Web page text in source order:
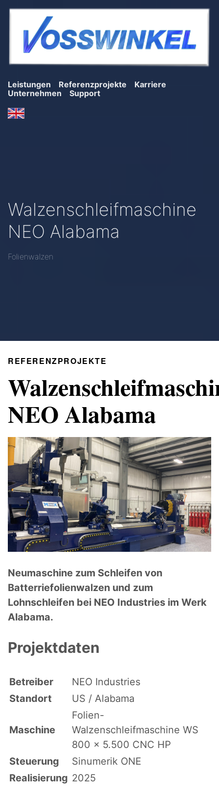
Leistungen Referenzprojekte
Karriere
Unternehmen
Support
Walzenschleifmaschine
NEO Alabama
Folienwalzen
REFERENZPROJEKTE
NEO Alabama
Neumaschine zum Schleifen von
Batterriefolienwalzen und zum
Lohnschleifen bei NEO Industries im Werk
Alabama.
Projektdaten
Betreiber
NEO Industries
Standort
US / Alabama
Maschine
Folien-
Walzenschleifmaschine WS
800 x 5.500 CNC HP
Steuerung
Sinumerik ONE
Realisierung 2025